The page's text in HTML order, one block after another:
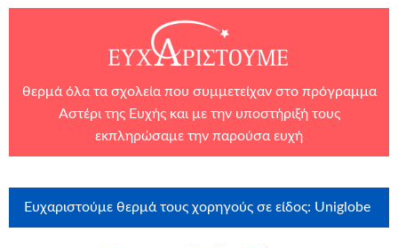
θερμά όλα τα σχολεία που συμμετείχαν στο πρόγραμμα
Αστέρι της Ευχής και με την υποστήριξή τους
εκπληρώσαμε την παρούσα ευχή
Ευχαριστούμε θερμά τους χορηγούς σε είδος: Uniglobe